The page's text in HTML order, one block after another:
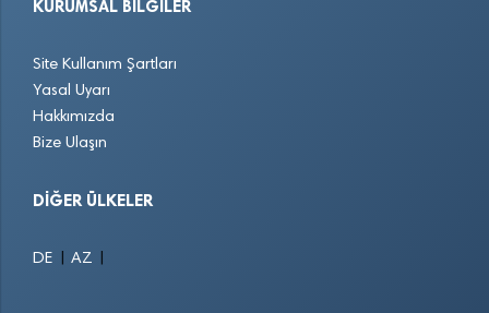
KURUMSAL BILGILER
Site Kullanım Şartları
Yasal Uyarı
Hakkımızda
Bize Ulaşın
DIĞER ÜLKELER
DE AZ